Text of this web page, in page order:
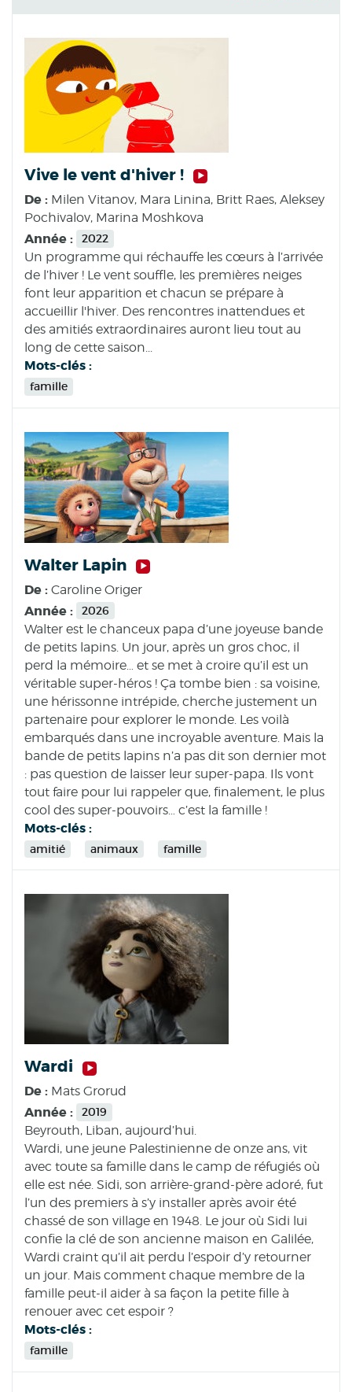
Vive le vent d'hiver !
De : Milen Vitanov, Mara Linina, Britt Raes, Aleksey
Pochivalov, Marina Moshkova
Année : 2022
Un programme qui réchauffe les cœurs à l’arrivée
de l’hiver ! Le vent souffle, les premières neiges
font leur apparition et chacun se prépare à
accueillir l'hiver. Des rencontres inattendues et
des amitiés extraordinaires auront lieu tout au
long de cette saison...
Mots-clés :
famille
Walter Lapin
De : Caroline Origer
Année : 2026
Walter est le chanceux papa d’une joyeuse bande
de petits lapins. Un jour, après un gros choc, il
perd la mémoire… et se met à croire qu’il est un
véritable super-héros ! Ça tombe bien : sa voisine,
une hérissonne intrépide, cherche justement un
partenaire pour explorer le monde. Les voilà
embarqués dans une incroyable aventure. Mais la
bande de petits lapins n’a pas dit son dernier mot
: pas question de laisser leur super-papa. Ils vont
tout faire pour lui rappeler que, finalement, le plus
cool des super-pouvoirs… c’est la famille !
Mots-clés :
amitié animaux famille
Wardi
De : Mats Grorud
Année : 2019
Beyrouth, Liban, aujourd’hui.
Wardi, une jeune Palestinienne de onze ans, vit
avec toute sa famille dans le camp de réfugiés où
elle est née. Sidi, son arrière-grand-père adoré, fut
l’un des premiers à s’y installer après avoir été
chassé de son village en 1948. Le jour où Sidi lui
confie la clé de son ancienne maison en Galilée,
Wardi craint qu’il ait perdu l’espoir d’y retourner
un jour. Mais comment chaque membre de la
famille peut-il aider à sa façon la petite fille à
renouer avec cet espoir ?
Mots-clés :
famille